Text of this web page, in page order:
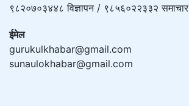
९८२०७०३४४८ विज्ञापन / ९८५६०२२३३२ समाचार
ईमेल
gurukulkhabar@gmail.com
sunaulokhabar@gmail.com